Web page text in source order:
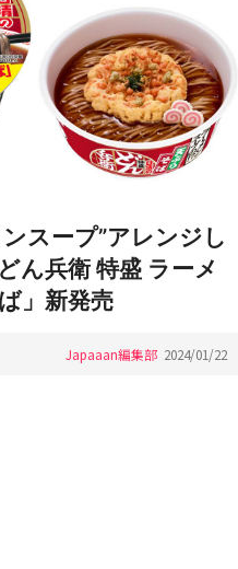
スープ”アレンジし
ん兵衛 特盛 ラーメ
」新発売
Japaaan編集部 2024/01/22